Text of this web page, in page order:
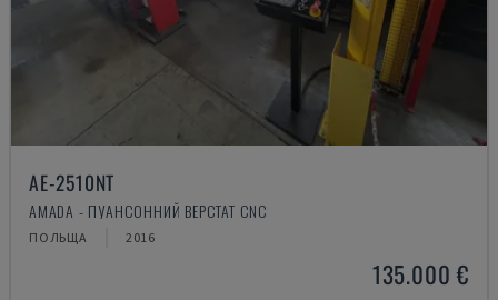
AE-2510NT
AMADA - ПУАНСОННИЙ ВЕРСТАТ CNC
ПОЛЬЩА 2016
135.000 €